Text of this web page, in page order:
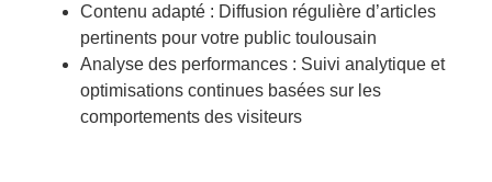
Contenu adapté : Diffusion régulière d’articles
pertinents pour votre public toulousain
Analyse des performances : Suivi analytique et
optimisations continues basées sur les
comportements des visiteurs